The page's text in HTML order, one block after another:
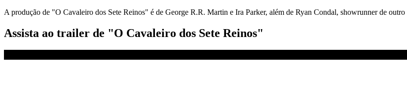
A produção de "O Cavaleiro dos Sete Reinos" é de George R.R. Martin e Ira Parker, além de Ryan Condal, showrunner de
Assista ao trailer de "O Cavaleiro dos Sete Reinos"